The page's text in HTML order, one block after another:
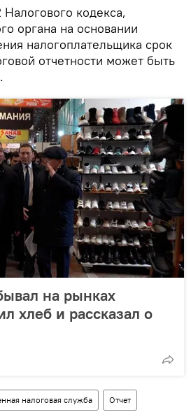
Налогового кодекса,
органа на основании
налогоплательщика срок
отчетности может быть
на рынках
хлеб и рассказал о
налоговая служба Отчет